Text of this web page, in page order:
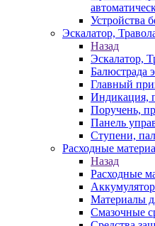
Устройства
Эскалатор,
Назад
Эскалатор,
Балюстрада
Главный
Индикация,
Поручень,
Панель
Ступени,
Расходные
Назад
Расходные
Материалы
Смазочные